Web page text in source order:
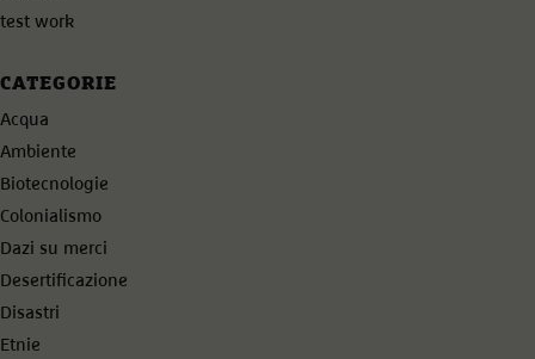
test work
CATEGORIE
Acqua
Ambiente
Biotecnologie
Colonialismo
Dazi su merci
Desertificazione
Disastri
Etnie